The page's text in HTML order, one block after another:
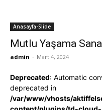
Anasayfa-Slide
Mutlu Yaşama
admin - Mart 4, 2024
Deprecated: Automatic
deprecated in
/var/www/vhosts/